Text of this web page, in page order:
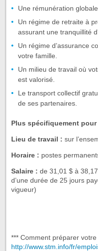
Une rémunération
Un régime de retraite à
assurant une tranquillité
Un régime d’assurance
votre famille.
Un milieu de travail où
est valorisé.
Le transport collectif
de ses partenaires.
Plus spécifiquement
Lieu de travail : sur
Horaire : postes
Salaire : de 31,01 $ à
d’une durée de 25 jours
vigueur)
*** Comment préparer
http://www.stm.info/fr/